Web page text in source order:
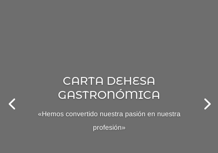
CARTA DEHESA
GASTRONÓMICA
«Hemos convertido nuestra pasión en nuestra
profesión»